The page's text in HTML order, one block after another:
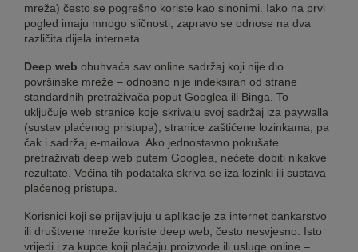
mreža) često se pogrešno koriste kao sinonimi. Iako na prvi
pogled imaju mnogo sličnosti, zapravo se odnose na dva
različita dijela interneta.
Deep web obuhvaća sav online sadržaj koji nije dio
površinske mreže – odnosno nije indeksiran od strane
standardnih pretraživača poput Googlea ili Binga. To
uključuje web stranice koje skrivaju svoj sadržaj iza paywalla
(sustav plaćenog pristupa), stranice zaštićene lozinkama, pa
čak i sadržaj e-mailova. Ako jednostavno pokušate
pretraživati deep web putem Googlea, nećete dobiti nikakve
rezultate. Većina tih podataka skriva se iza lozinki ili sustava
plaćenog pristupa.
Korisnici koji se prijavljuju u aplikacije za internet bankarstvo
ili društvene mreže koriste deep web, često nesvjesno. Isto
vrijedi i za kupce koji plaćaju proizvode ili usluge online –